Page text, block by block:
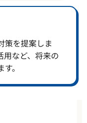
策を提案しま
用など、将来の
。